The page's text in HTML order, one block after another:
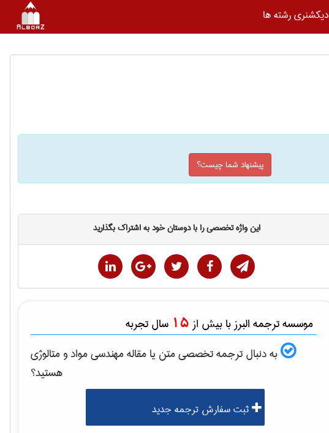
دیکشنری رشته ها
پیشنهاد شما چیست؟
این واژه تخصصی را با دوستان خود به اشتراک بگذارید
موسسه ترجمه البرز با بیش از 15 سال تجربه
به دنبال ترجمه تخصصی متن یا مقالهمهندسی مواد و متالوژی
هستید؟
ثبت سفارش ترجمه جدید